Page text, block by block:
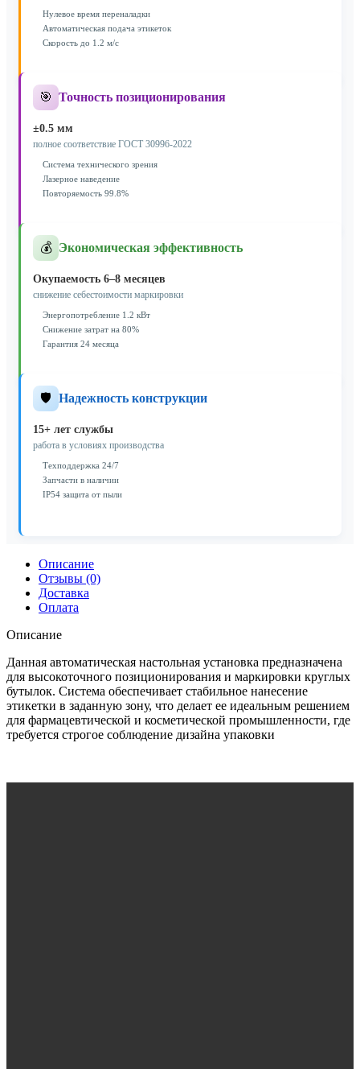
Нулевое время переналадки
Автоматическая подача этикеток
Скорость до 1.2 м/с
🎯 Точность позиционирования
±0.5 мм
полное соответствие ГОСТ 30996-2022
Система технического зрения
Лазерное наведение
Повторяемость 99.8%
💰 Экономическая эффективность
Окупаемость 6–8 месяцев
снижение себестоимости маркировки
Энергопотребление 1.2 кВт
Снижение затрат на 80%
Гарантия 24 месяца
🛡️ Надежность конструкции
15+ лет службы
работа в условиях производства
Техподдержка 24/7
Запчасти в наличии
IP54 защита от пыли
Описание
Отзывы (0)
Доставка
Оплата
Описание
Данная автоматическая настольная установка предназначена
для высокоточного позиционирования и маркировки круглых
бутылок. Система обеспечивает стабильное нанесение
этикетки в заданную зону, что делает ее идеальным решением
для фармацевтической и косметической промышленности, где
требуется строгое соблюдение дизайна упаковки